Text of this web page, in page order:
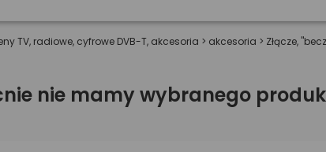
TV, radiowe, cyfrowe DVB-T, akcesoria > akcesoria > Złącze,
nie mamy wybranego